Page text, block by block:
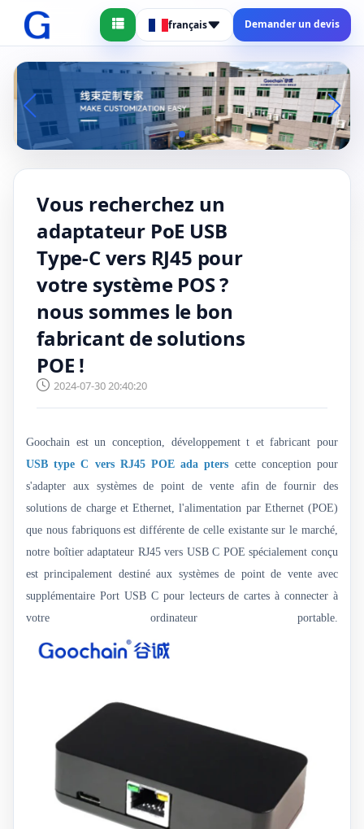
français Demander un devis
Vous recherchez un
adaptateur PoE USB
Type-C vers RJ45 pour
votre système POS ?
nous sommes le bon
fabricant de solutions
POE !
2024-07-30 20:40:20
Goochain est un conception, développement t et fabricant pour
USB type C vers RJ45 POE ada pters cette conception pour
s'adapter aux systèmes de point de vente afin de fournir des
solutions de charge et Ethernet, l'alimentation par Ethernet (POE)
que nous fabriquons est différente de celle existante sur le marché,
notre boîtier adaptateur RJ45 vers USB C POE spécialement conçu
est principalement destiné aux systèmes de point de vente avec
supplémentaire Port USB C pour lecteurs de cartes à connecter à
votre ordinateur portable.